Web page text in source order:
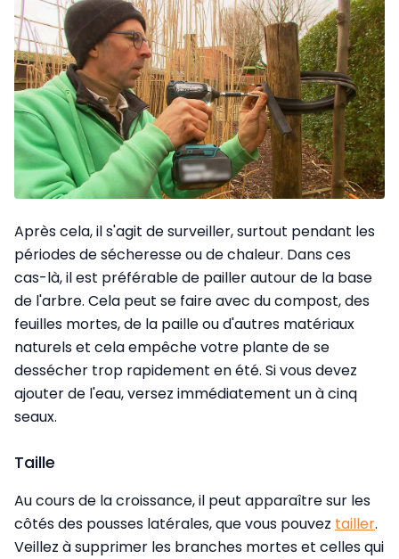
Après cela, il s'agit de surveiller, surtout pendant les
périodes de sécheresse ou de chaleur. Dans ces
cas-là, il est préférable de pailler autour de la base
de l'arbre. Cela peut se faire avec du compost, des
feuilles mortes, de la paille ou d'autres matériaux
naturels et cela empêche votre plante de se
dessécher trop rapidement en été. Si vous devez
ajouter de l'eau, versez immédiatement un à cinq
seaux.
Taille
Au cours de la croissance, il peut apparaître sur les
côtés des pousses latérales, que vous pouvez tailler.
Veillez à supprimer les branches mortes et celles qui